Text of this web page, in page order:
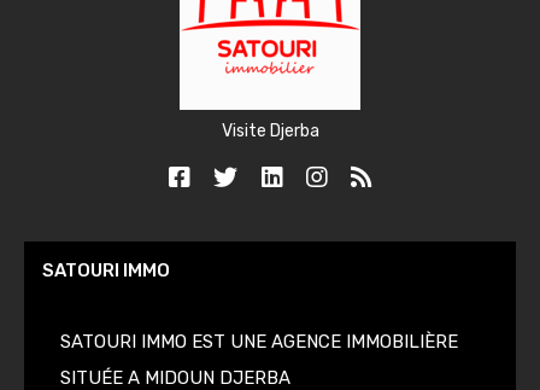
Visite Djerba
SATOURI IMMO
SATOURI IMMO EST UNE AGENCE IMMOBILIÈRE
SITUÉE A MIDOUN DJERBA